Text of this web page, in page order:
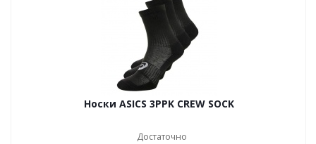
Носки ASICS 3PPK CREW SOCK
Достаточно